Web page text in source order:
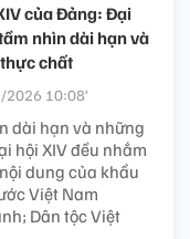
của Đảng: Đại
nhìn dài hạn và
chất
10:08’
dài hạn và những
hội XIV đều nhắm
dung của khẩu
Việt Nam
Dân tộc Việt